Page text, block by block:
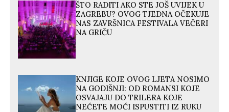
ŠTO RADITI AKO STE JOŠ UVIJEK U
ZAGREBU? OVOG TJEDNA OČEKUJE
NAS ZAVRŠNICA FESTIVALA VEČERI
NA GRIČU
KNJIGE KOJE OVOG LJETA NOSIMO
NA GODIŠNJI: OD ROMANSI KOJE
OSVAJAJU DO TRILERA KOJE
NEĆETE MOĆI ISPUSTITI IZ RUKU